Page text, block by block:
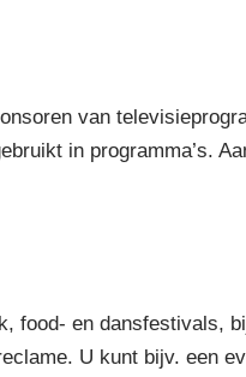
van
in programma’s.
food- en dansfestivals,
U kunt bijv. een